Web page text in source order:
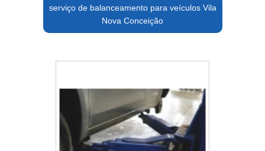
serviço de balanceamento para veículos Vila
Nova Conceição